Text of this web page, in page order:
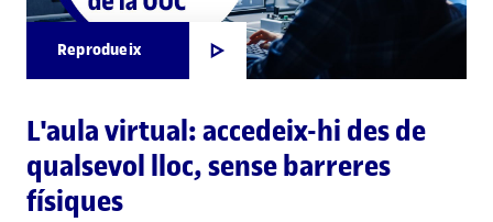
Reprodueix
L'aula virtual: accedeix-hi des de
qualsevol lloc, sense barreres
físiques